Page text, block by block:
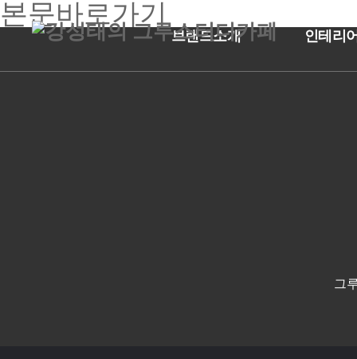
본문바로가기
브랜드소개 인테리
그